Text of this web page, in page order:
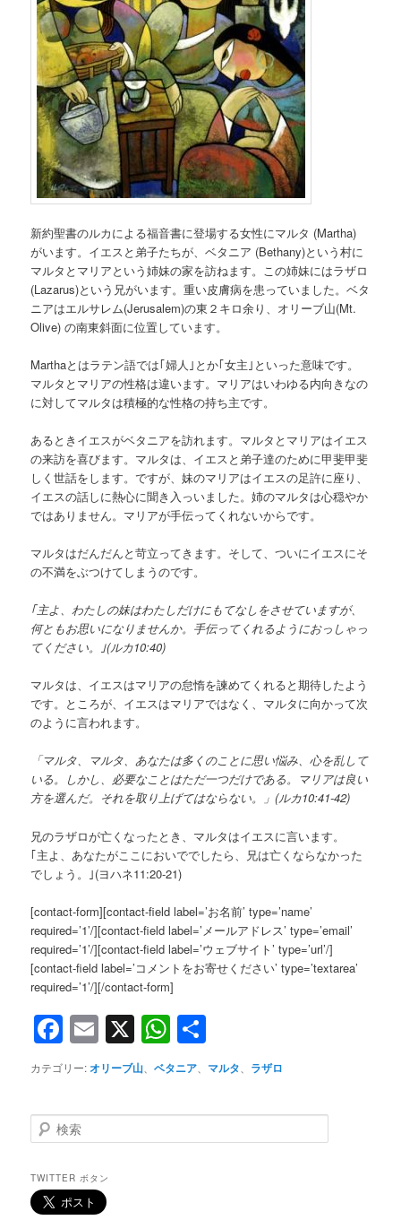
新約聖書のルカによる福音書に登場する女性にマルタ (Martha)
がいます。イエスと弟子たちが、ベタニア (Bethany)という村に
マルタとマリアという姉妹の家を訪ねます。この姉妹にはラザロ
(Lazarus)という兄がいます。重い皮膚病を患っていました。ベタ
ニアはエルサレム(Jerusalem)の東２キロ余り、オリーブ山(Mt.
Olive) の南東斜面に位置しています。
Marthaとはラテン語では｢婦人｣とか｢女主｣といった意味です。
マルタとマリアの性格は違います。マリアはいわゆる内向きなの
に対してマルタは積極的な性格の持ち主です。
あるときイエスがベタニアを訪れます。マルタとマリアはイエス
の来訪を喜びます。マルタは、イエスと弟子達のために甲斐甲斐
しく世話をします。ですが、妹のマリアはイエスの足許に座り、
イエスの話しに熱心に聞き入っいました。姉のマルタは心穏やか
ではありません。マリアが手伝ってくれないからです。
マルタはだんだんと苛立ってきます。そして、ついにイエスにそ
の不満をぶつけてしまうのです。
｢主よ、わたしの妹はわたしだけにもてなしをさせていますが、
何ともお思いになりませんか。手伝ってくれるようにおっしゃっ
てください。｣(ルカ10:40)
マルタは、イエスはマリアの怠惰を諫めてくれると期待したよう
です。ところが、イエスはマリアではなく、マルタに向かって次
のように言われます。
「マルタ、マルタ、あなたは多くのことに思い悩み、心を乱して
いる。しかし、必要なことはただ一つだけである。マリアは良い
方を選んだ。それを取り上げてはならない。」(ルカ10:41-42)
兄のラザロが亡くなったとき、マルタはイエスに言います。
｢主よ、あなたがここにおいででしたら、兄は亡くならなかった
でしょう。｣(ヨハネ11:20-21)
[contact-form][contact-field label=’お名前’ type=’name’
required=’1’/][contact-field label=’メールアドレス’ type=’email’
required=’1’/][contact-field label=’ウェブサイト’ type=’url’/]
[contact-field label=’コメントをお寄せください’ type=’textarea’
required=’1’/][/contact-form]
Facebook
Email
X WhatsApp
有
カテゴリー:オリーブ山、ベタニア、 マルタ、 ラザロ
検
索
TWITTER ボタン